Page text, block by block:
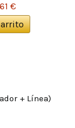
€
+ Línea)